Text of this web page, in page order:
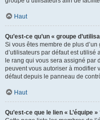
Haut
Qu’est-ce qu’un « groupe
Si vous êtes membre de plus
d’utilisateurs par défaut est
le rang qui vous sera assigné par
peuvent vous autoriser à modifier
défaut depuis le panneau de
Haut
Qu’est-ce que le lien « L’équipe »